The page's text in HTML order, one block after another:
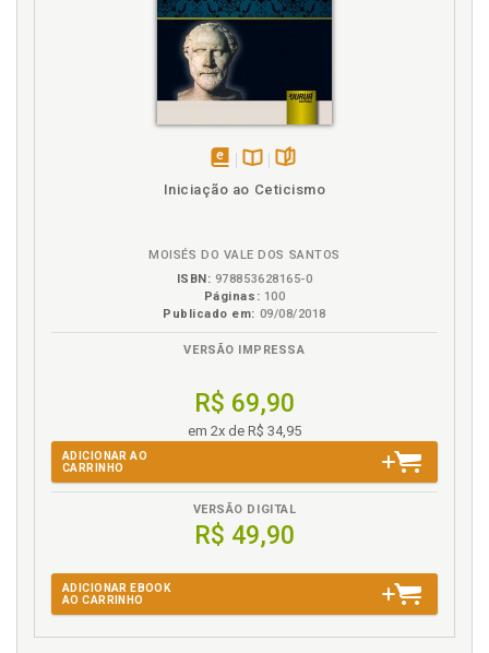
Iniciação ao Ceticismo
MOISÉS DO VALE DOS SANTOS
ISBN: 978853628165-0
Páginas: 100
Publicado em: 09/08/2018
VERSÃO IMPRESSA
R$ 69,90
em 2x de R$ 34,95
ADICIONAR AO
CARRINHO
VERSÃO DIGITAL
R$ 49,90
ADICIONAR EBOOK
AO CARRINHO